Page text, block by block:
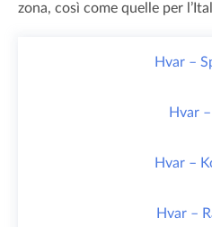
zona, così come quelle per
Hvar –
Hvar
Hvar –
Hvar –